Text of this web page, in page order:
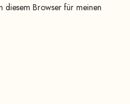
diesem Browser für meinen